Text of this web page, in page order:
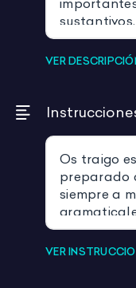
VER
Os traigo
preparado
siempre a
adjetivos,
VER